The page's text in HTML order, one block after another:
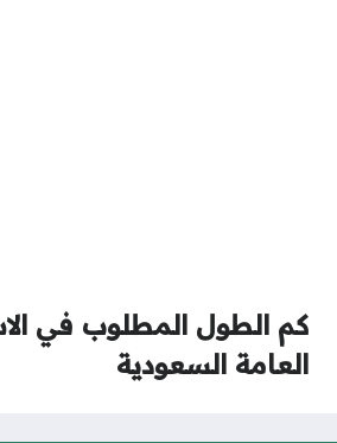
كم الطول المطلوب في
العامة السعودية